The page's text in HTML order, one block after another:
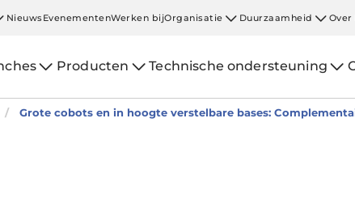
NieuwsEvenementenWerken bijOrganisatie Duurzaamheid Over
Producten Technische ondersteuning
Grote cobots en in hoogte verstelbare bases: